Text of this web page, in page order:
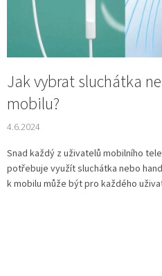
Jak vybrat sluchátka
mobilu?
4.6.2024
Snad každý z uživatelů mobilního
potřebuje využít sluchátka nebo
k mobilu může být pro každého